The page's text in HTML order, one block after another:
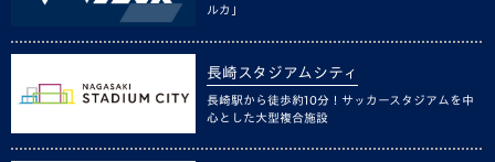
ルカ」
長崎スタジアムシティ
長崎駅から徒歩約10分！サッカースタジアムを中
心とした大型複合施設